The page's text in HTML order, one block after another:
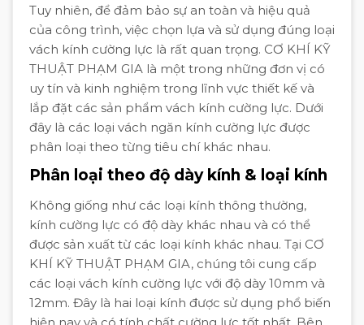
Tuy nhiên, để đảm bảo sự an toàn và hiệu quả
của công trình, việc chọn lựa và sử dụng đúng loại
vách kính cường lực là rất quan trọng. CƠ KHÍ KỸ
THUẬT PHẠM GIA là một trong những đơn vị có
uy tín và kinh nghiệm trong lĩnh vực thiết kế và
lắp đặt các sản phẩm vách kính cường lực. Dưới
đây là các loại vách ngăn kính cường lực được
phân loại theo từng tiêu chí khác nhau.
Phân loại theo độ dày kính & loại kính
Không giống như các loại kính thông thường,
kính cường lực có độ dày khác nhau và có thể
được sản xuất từ các loại kính khác nhau. Tại CƠ
KHÍ KỸ THUẬT PHẠM GIA, chúng tôi cung cấp
các loại vách kính cường lực với độ dày 10mm và
12mm. Đây là hai loại kính được sử dụng phổ biến